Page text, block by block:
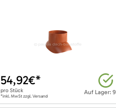
Auf Lager: 9
54,92€*
pro Stück
*inkl. MwSt zzgl. Versand